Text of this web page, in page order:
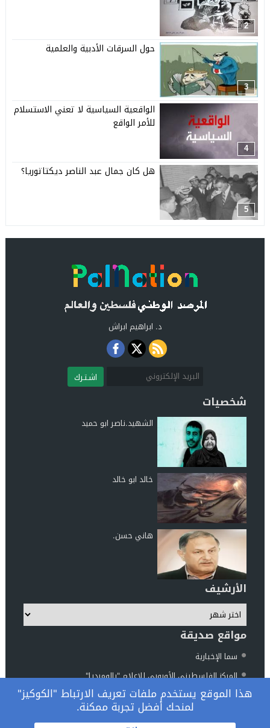
2
3
حول السرقات الأدبية والعلمية
4
الواقعية السياسية لا تعني الاستسلام
للأمر الواقع
5
هل كان جمال عبد الناصر ديكتاتوريا؟
د. ابراهيم ابراش
اشـتـرك
شخصيات
الشهيد.ناصر ابو حميد
خالد ابو خالد
هاني حسن.
الأرشيف
مواقع صديقة
سما الإخبارية
المركز الفلسطيني الأوروبي للإعلام "بالوميديا"
مركز الناطور للدراسات والأبحاث
المرصد الوطني فلسطين والعالم© 2026 جميع الحقوق محفوظة.
هذا الموقع يستخدم ملفات تعريف الارتباط "الكوكيز"
لمنحك أفضل تجربة ممكنة.